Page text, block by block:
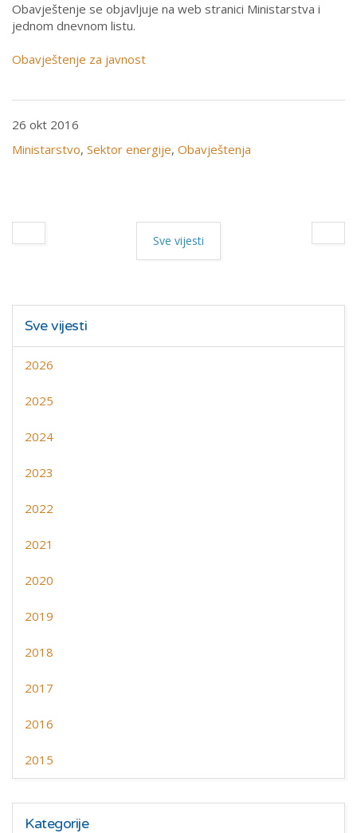
Obavještenje se objavljuje na web stranici Ministarstva i
jednom dnevnom listu.
Obavještenje za javnost
26 okt 2016
Ministarstvo, Sektor energije, Obavještenja
Sve vijesti
Sve vijesti
2026
2025
2024
2023
2022
2021
2020
2019
2018
2017
2016
2015
Kategorije